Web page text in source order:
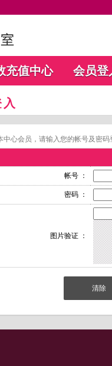
充值中心 会员登
中心会员，请输入您的帐号及密
帐号 ：
密码 ：
图片验证 ：